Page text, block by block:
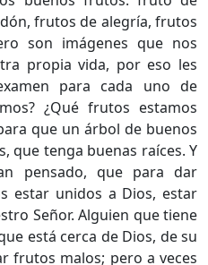
frutos de alegría, frutos
son imágenes que nos
propia vida, por eso les
para cada uno de
¿Qué frutos estamos
que un árbol de buenos
que tenga buenas raíces. Y
pensado, que para dar
estar unidos a Dios, estar
Señor. Alguien que tiene
está cerca de Dios, de su
frutos malos; pero a veces